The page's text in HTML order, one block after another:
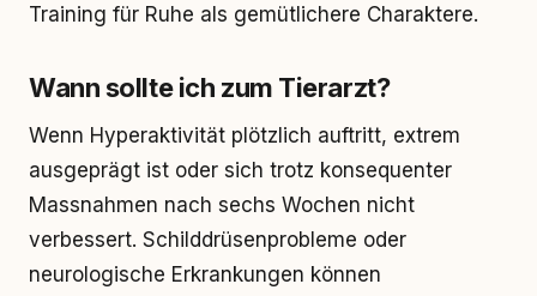
Training für Ruhe als gemütlichere Charaktere.
Wann sollte ich zum Tierarzt?
Wenn Hyperaktivität plötzlich auftritt, extrem
ausgeprägt ist oder sich trotz konsequenter
Massnahmen nach sechs Wochen nicht
verbessert. Schilddrüsenprobleme oder
neurologische Erkrankungen können